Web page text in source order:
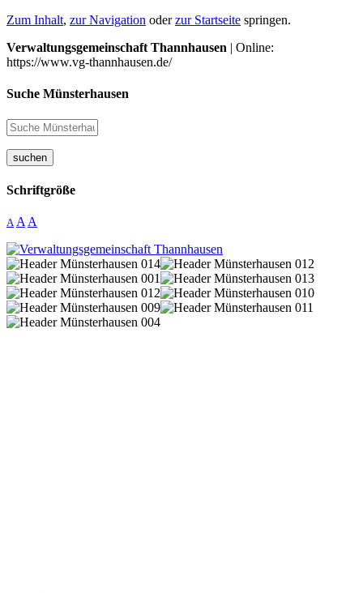
Zum Inhalt, zur Navigation oderzur Startseite springen.
Verwaltungsgemeinschaft Thannhausen | Online:
https://www.vg-thannhausen.de/
Suche Münsterhausen
suchen
Schriftgröße
A A A